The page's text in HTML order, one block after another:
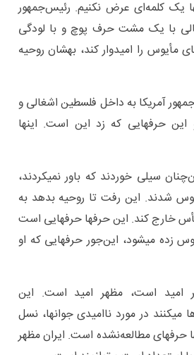
یک کلمه‌ای عرض نکنیم. رئیس‌جمهور
با یک مشت حرف پوچ و با لود‌گی
را امیدوار کند، بهشان روحیه
آمریکا به داخل فلسطین اشغالی و
این حرفهایی که زد این است. اینها
جنگ ۱۲ روزه آن‌چنان سیلی خوردند که باور نمیکردند،
شدند. این رفت تا روحیه بدهد به
یأس خارج کند. این حرفها حرفهایی است
زده میشود، این‌جور حرفهایی که او
امید است، مظهر امید است. این
در مورد ناامیدی جوانها، نسل
حرفهای مطالعه‌نشده است. ایران مظهر